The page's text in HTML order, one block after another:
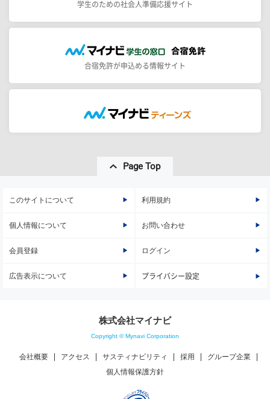
学生のための社会人準備応援サイト
合宿免許が申込める情報サイト
Page Top
このサイトについて 利用規約
個人情報について お問い合わせ
会員登録 ログイン
広告表示について プライバシー設定
株式会社マイナビ
Copyright © Mynavi Corporation
会社概要 アクセス サスティナビリティ 採用
グループ企業
個人情報保護方針